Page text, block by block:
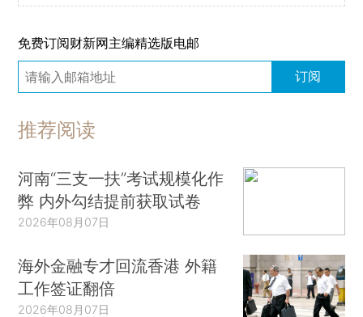
免费订阅财新网主编精选版电邮
订阅
推荐阅读
河南“三支一扶”考试规模化作
弊 内外勾结提前获取试卷
2026年08月07日
海外金融专才回流香港 外籍
工作签证翻倍
2026年08月07日